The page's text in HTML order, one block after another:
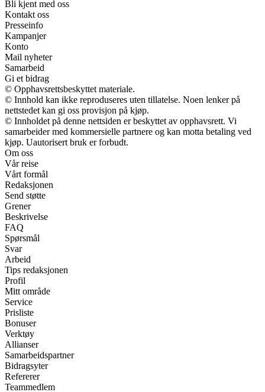
Bli kjent med oss
Kontakt oss
Presseinfo
Kampanjer
Konto
Mail nyheter
Samarbeid
Gi et bidrag
© Opphavsrettsbeskyttet materiale.
© Innhold kan ikke reproduseres uten tillatelse. Noen lenker på
nettstedet kan gi oss provisjon på kjøp.
© Innholdet på denne nettsiden er beskyttet av opphavsrett. Vi
samarbeider med kommersielle partnere og kan motta betaling ved
kjøp. Uautorisert bruk er forbudt.
Om oss
Vår reise
Vårt formål
Redaksjonen
Send støtte
Grener
Beskrivelse
FAQ
Spørsmål
Svar
Arbeid
Tips redaksjonen
Profil
Mitt område
Service
Prisliste
Bonuser
Verktøy
Allianser
Samarbeidspartner
Bidragsyter
Refererer
Teammedlem